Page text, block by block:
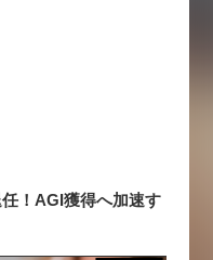
！AGI獲得へ加速す